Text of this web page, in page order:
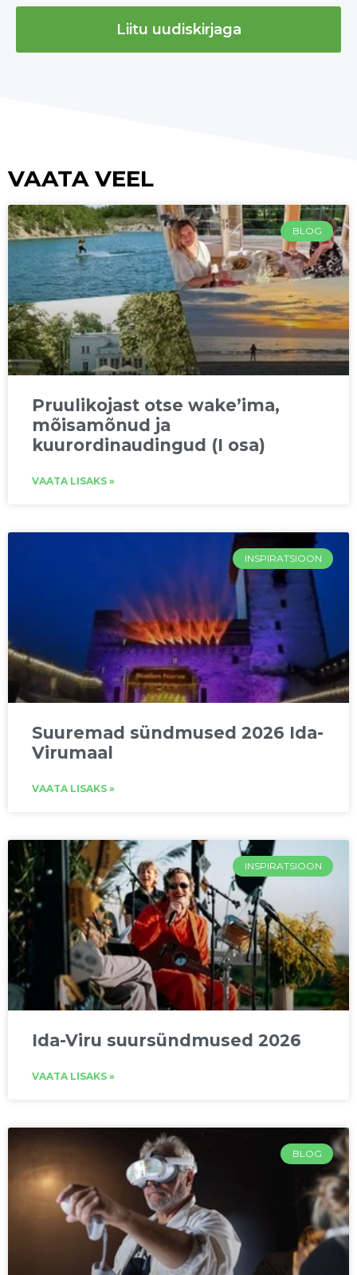
Liitu uudiskirjaga
VAATA VEEL
BLOG
Pruulikojast otse wake’ima,
mõisamõnud ja
kuurordinaudingud (I osa)
VAATA LISAKS »
INSPIRATSIOON
Suuremad sündmused 2026 Ida-
Virumaal
VAATA LISAKS »
INSPIRATSIOON
Ida-Viru suursündmused 2026
VAATA LISAKS »
BLOG